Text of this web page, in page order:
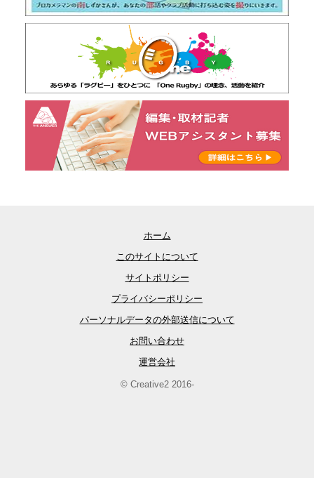
ホーム
このサイトについて
サイトポリシー
プライバシーポリシー
パーソナルデータの外部送信について
お問い合わせ
運営会社
© Creative2 2016-